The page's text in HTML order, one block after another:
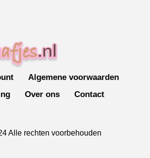
Algemene voorwaarden
Over ons Contact
Alle rechten voorbehouden